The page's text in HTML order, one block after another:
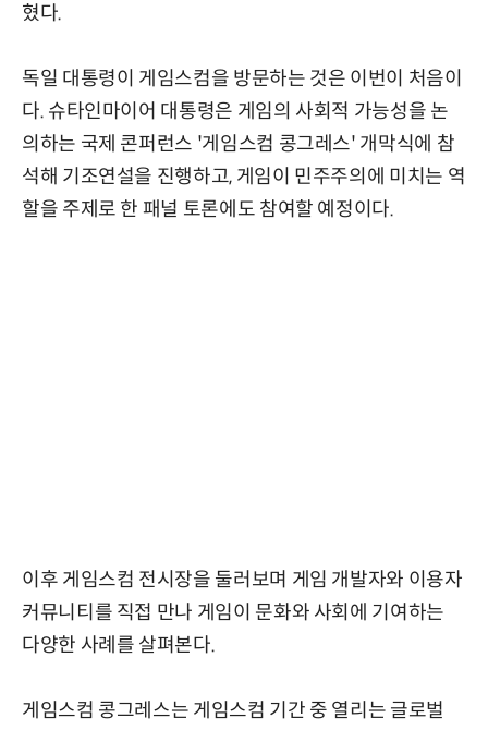
혔다.
독일 대통령이 게임스컴을 방문하는 것은 이번이 처음이
다. 슈타인마이어 대통령은 게임의 사회적 가능성을 논
의하는 국제 콘퍼런스 '게임스컴 콩그레스' 개막식에 참
석해 기조연설을 진행하고, 게임이 민주주의에 미치는 역
할을 주제로 한 패널 토론에도 참여할 예정이다.
이후 게임스컴 전시장을 둘러보며 게임 개발자와 이용자
커뮤니티를 직접 만나 게임이 문화와 사회에 기여하는
다양한 사례를 살펴본다.
게임스컴 콩그레스는 게임스컴 기간 중 열리는 글로벌